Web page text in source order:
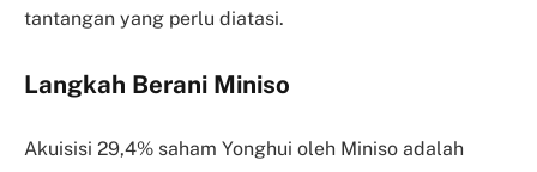
tantangan yang perlu diatasi.
Langkah Berani Miniso
Akuisisi 29,4% saham Yonghui oleh Miniso adalah